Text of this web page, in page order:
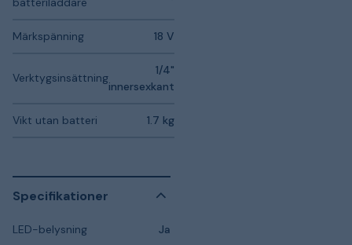
Märkspänning 18 V
Verktygsinsättning
1/4"
innersexkant
Vikt utan batteri 1.7 kg
Specifikationer
LED-belysning Ja